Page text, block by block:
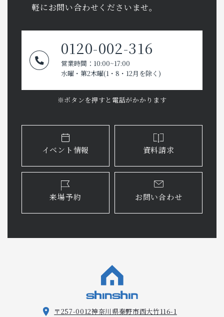
軽にお問い合わせくださいませ。
0120-002-316
営業時間：10:00~17:00
水曜・第2木曜(1・8・12月を除く)
※ボタンを押すと電話がかかります
イベント情報 資料請求
来場予約 お問い合わせ
〒257-0012神奈川県秦野市西大竹116-1